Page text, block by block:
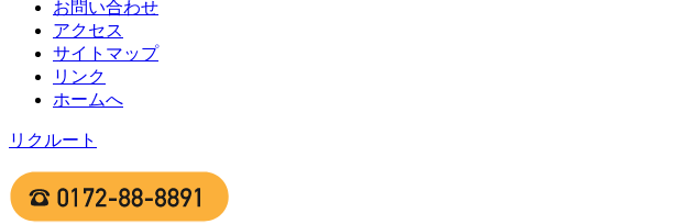
お問い合わせ
アクセス
サイトマップ
リンク
ホームへ
リクルート